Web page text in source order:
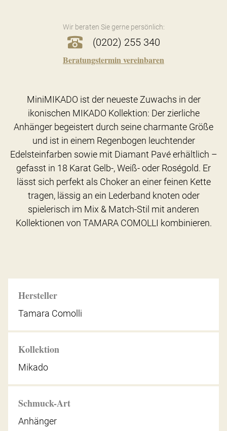
Wir beraten Sie gerne persönlich:
(0202) 255 340
Beratungstermin vereinbaren
Hersteller
Tamara Comolli
Kollektion
Mikado
Schmuck-Art
Anhänger
MiniMIKADO ist der neueste Zuwachs in der
ikonischen MIKADO Kollektion: Der zierliche
Anhänger begeistert durch seine charmante Größe
und ist in einem Regenbogen leuchtender
Edelsteinfarben sowie mit Diamant Pavé erhältlich –
gefasst in 18 Karat Gelb-, Weiß- oder Roségold. Er
lässt sich perfekt als Choker an einer feinen Kette
tragen, lässig an ein Lederband knoten oder
spielerisch im Mix & Match-Stil mit anderen
Kollektionen von TAMARA COMOLLI kombinieren.